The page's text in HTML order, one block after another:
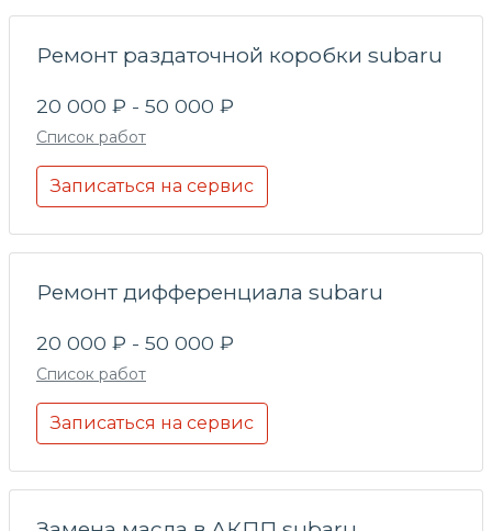
Ремонт раздаточной коробки subaru
20 000 ₽ - 50 000 ₽
Список работ
Записаться на сервис
Ремонт дифференциала subaru
20 000 ₽ - 50 000 ₽
Список работ
Записаться на сервис